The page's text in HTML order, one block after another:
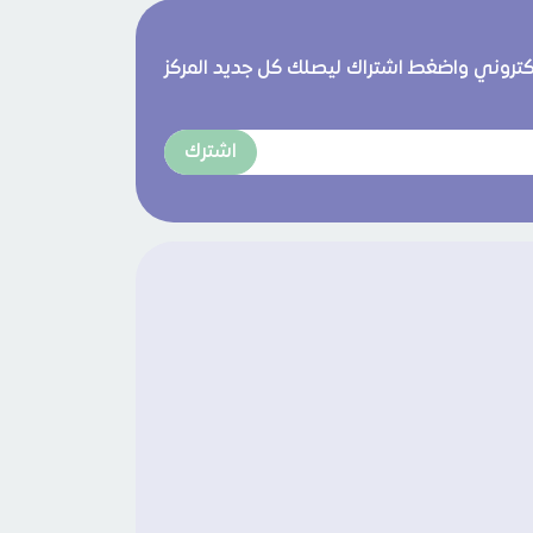
واضغط اشتراك ليصلك كل جديد المركز
اشترك